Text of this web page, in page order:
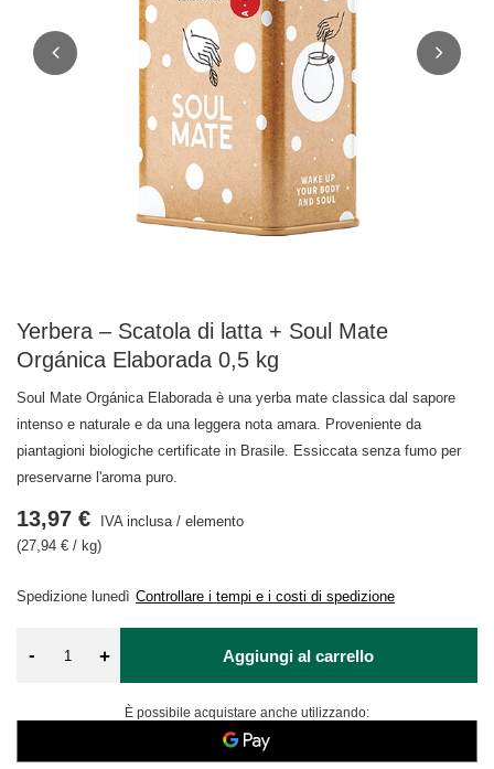
Yerbera – Scatola di latta + Soul Mate
Orgánica Elaborada 0,5 kg
Soul Mate Orgánica Elaborada è una yerba mate classica dal sapore
intenso e naturale e da una leggera nota amara. Proveniente da
piantagioni biologiche certificate in Brasile. Essiccata senza fumo per
preservarne l'aroma puro.
Spedizione lunedì Controllare i tempi e i costi di spedizione
13,97 € IVA inclusa/ elemento
(27,94 € / kg)
- + Aggiungi al carrello
È possibile acquistare anche utilizzando: